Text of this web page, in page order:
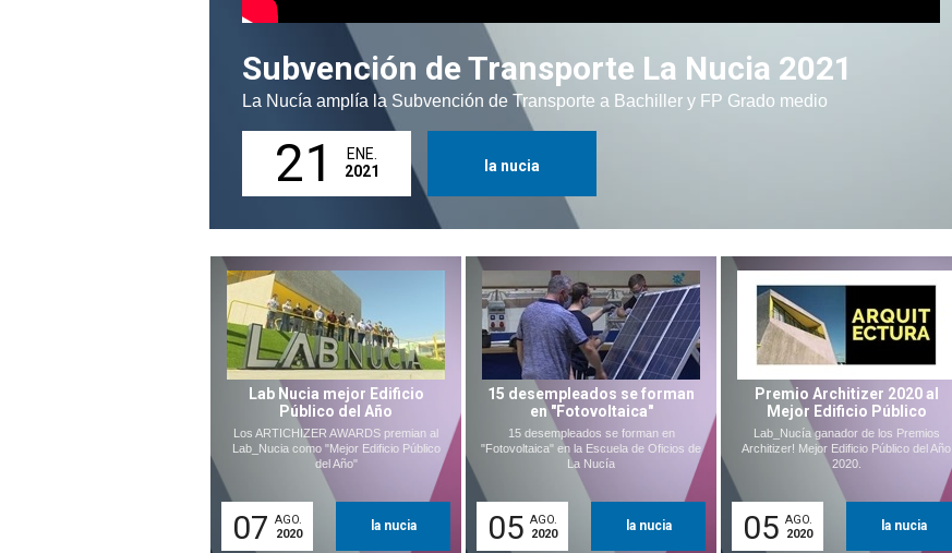
Subvención de Transporte La Nucia 2021
La Nucía amplía la Subvención de Transporte a Bachiller y FP Grado medio
21
ENE.
2021
la nucia
Lab Nucia mejor Edificio
Público del Año
Los ARTICHIZER AWARDS premian al
Lab_Nucia como "Mejor Edificio Público
del Año"
07 AGO.
2020
la nucia
15 desempleados se forman
en "Fotovoltaica"
15 desempleados se forman en
"Fotovoltaica" en la Escuela de Oficios de
La Nucía
05 AGO.
2020
la nucia
Premio Architizer 2020 al
Mejor Edificio Público
Lab_Nucía ganador de los Premios
Architizer! Mejor Edificio Público del Año
2020.
05 AGO.
2020
la nucia